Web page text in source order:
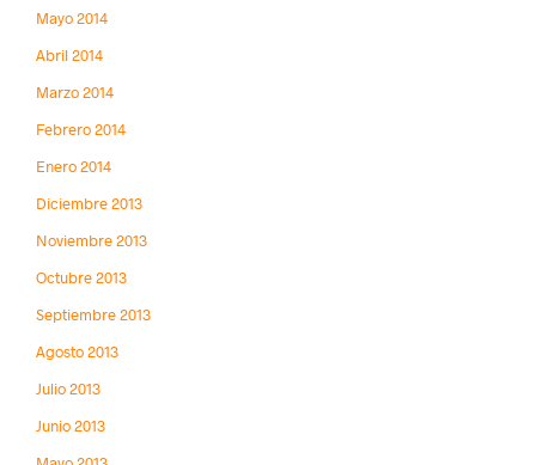
Mayo 2014
Abril 2014
Marzo 2014
Febrero 2014
Enero 2014
Diciembre 2013
Noviembre 2013
Octubre 2013
Septiembre 2013
Agosto 2013
Julio 2013
Junio 2013